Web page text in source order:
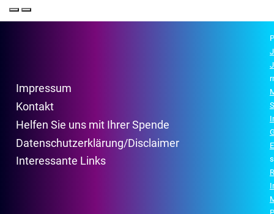
Impressum
Kontakt
Helfen Sie uns mit Ihrer Spende
Datenschutzerklärung/Disclaimer
Interessante Links